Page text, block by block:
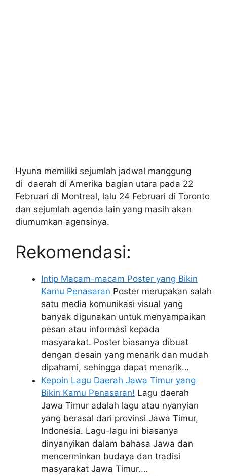
Hyuna memiliki sejumlah jadwal manggung
di daerah di Amerika bagian utara pada 22
Februari di Montreal, lalu 24 Februari di Toronto
dan sejumlah agenda lain yang masih akan
diumumkan agensinya.
Rekomendasi:
Intip Macam-macam Poster yang Bikin
Kamu Penasaran Poster merupakan salah
satu media komunikasi visual yang
banyak digunakan untuk menyampaikan
pesan atau informasi kepada
masyarakat. Poster biasanya dibuat
dengan desain yang menarik dan mudah
dipahami, sehingga dapat menarik…
Kepoin Lagu Daerah Jawa Timur yang
Bikin Kamu Penasaran! Lagu daerah
Jawa Timur adalah lagu atau nyanyian
yang berasal dari provinsi Jawa Timur,
Indonesia. Lagu-lagu ini biasanya
dinyanyikan dalam bahasa Jawa dan
mencerminkan budaya dan tradisi
masyarakat Jawa Timur.…